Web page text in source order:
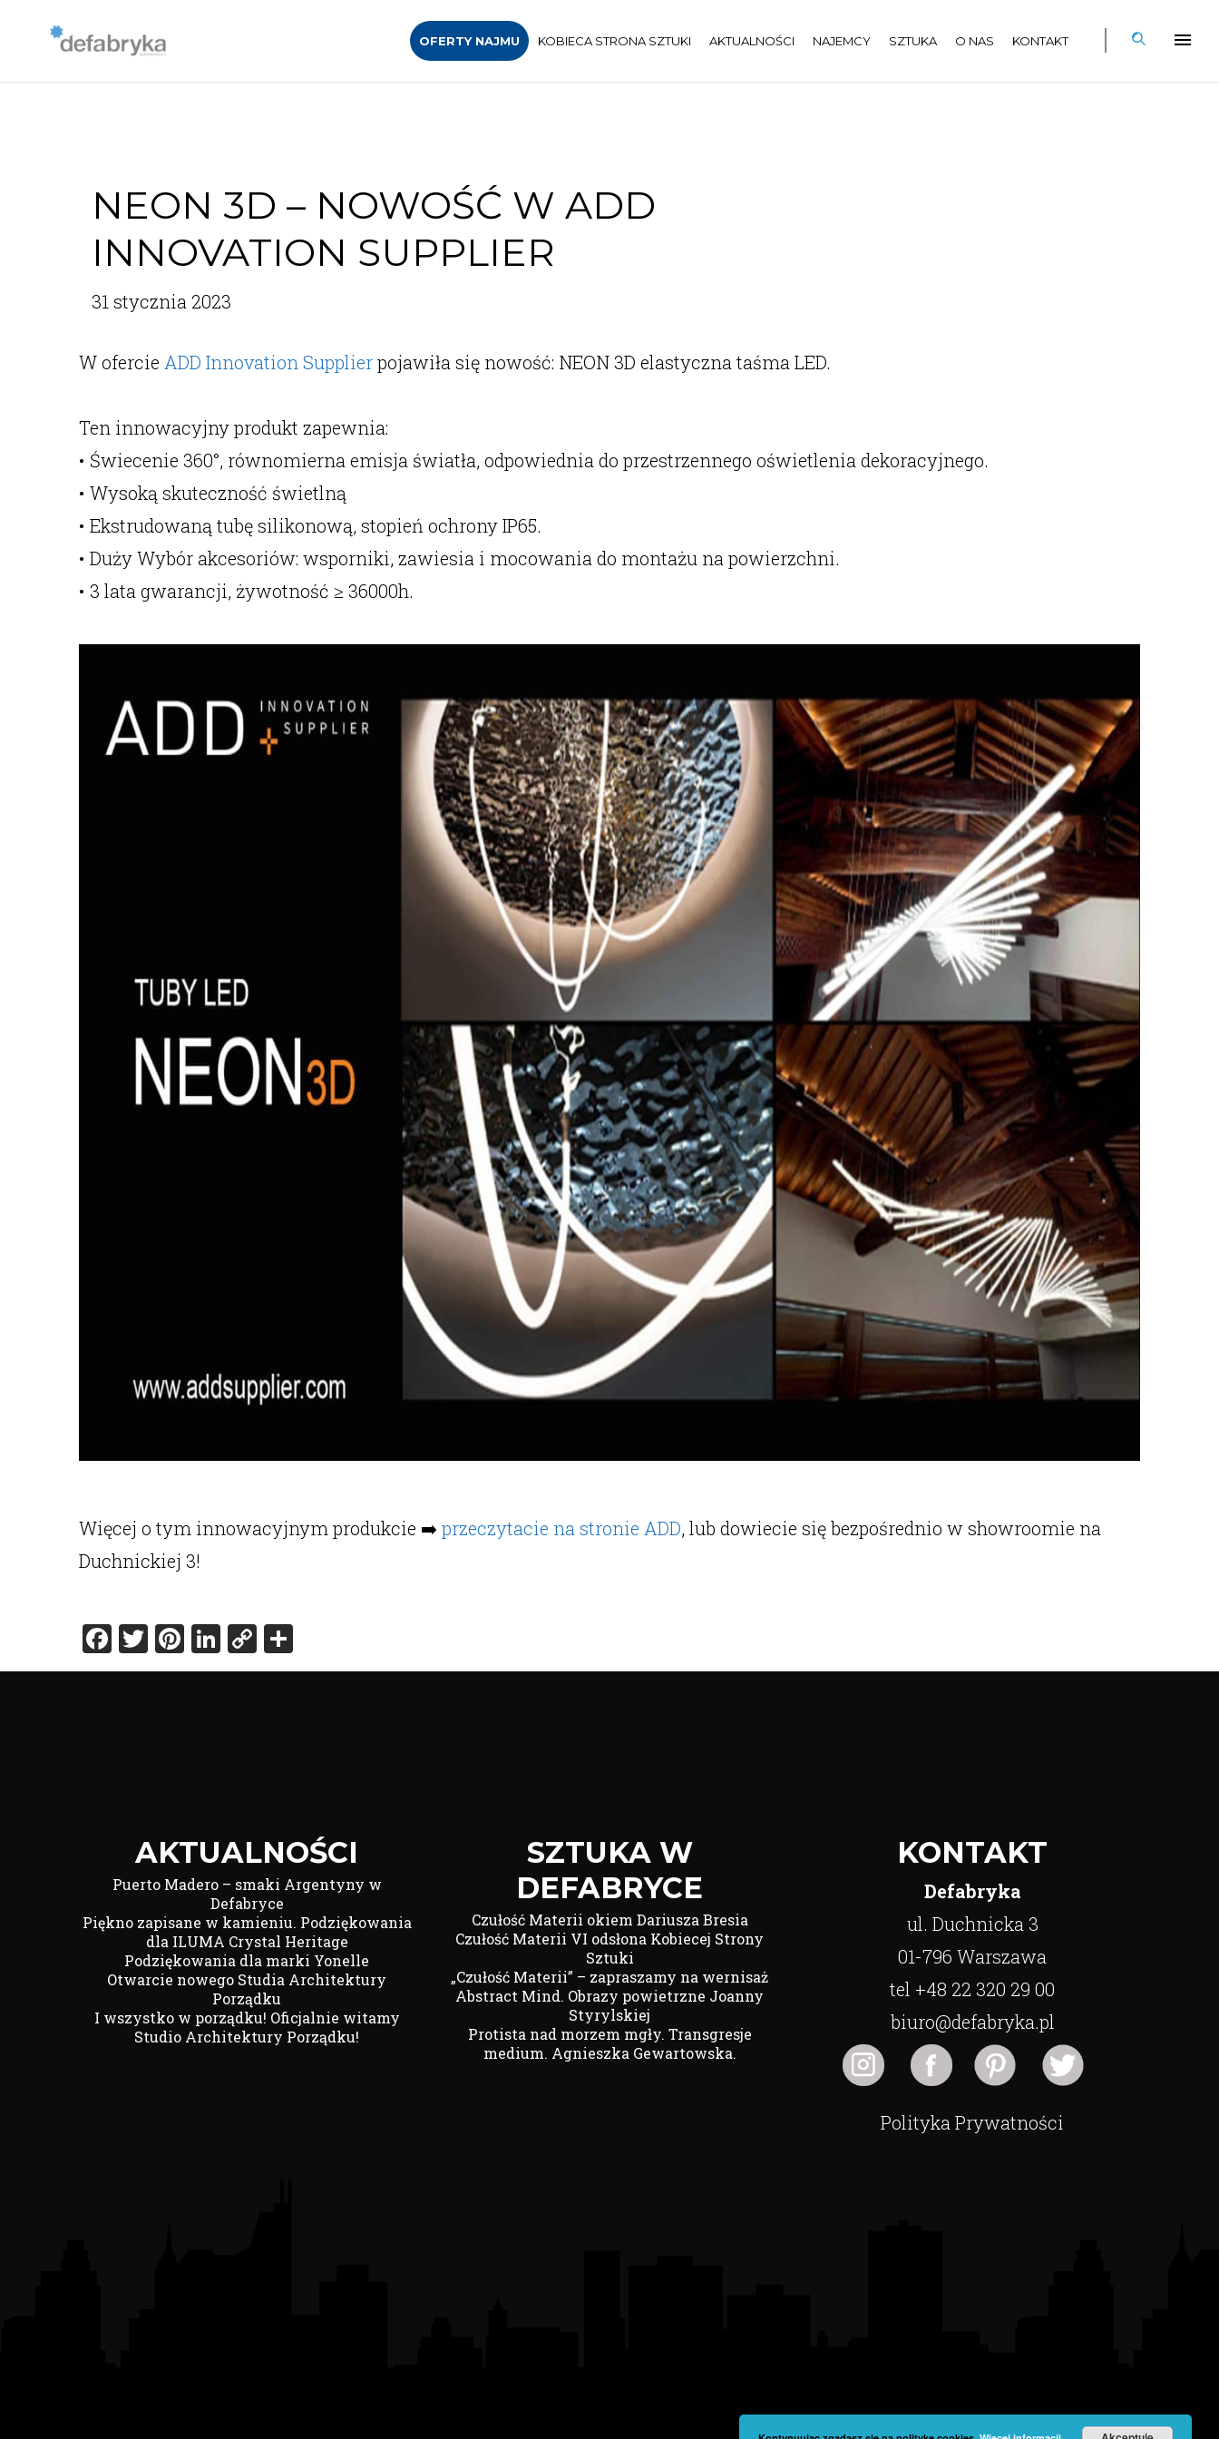
OFERTY NAJMU KOBIECA STRONA SZTUKI AKTUALNOŚCI NAJEMCY SZTUKA O NAS KONTAKT
NEON 3D – NOWOŚĆ W ADD
INNOVATION SUPPLIER
31 stycznia 2023
W ofercie ADD Innovation Supplierpojawiła się nowość: NEON 3D elastyczna taśma LED.
Ten innowacyjny produkt zapewnia:
• Świecenie 360°, równomierna emisja światła, odpowiednia do przestrzennego oświetlenia dekoracyjnego.
• Wysoką skuteczność świetlną
• Ekstrudowaną tubę silikonową, stopień ochrony IP65.
• Duży Wybór akcesoriów: wsporniki, zawiesia i mocowania do montażu na powierzchni.
• 3 lata gwarancji, żywotność ≥ 36000h.
Więcej o tym innowacyjnym produkcie ➡️ przeczytacie na stronie ADD, lub dowiecie się bezpośrednio w showroomie na
Duchnickiej 3!
Facebook
Twitter
Pinterest
LinkedIn
Copy
Link
AKTUALNOŚCI
Puerto Madero – smaki Argentyny w
Defabryce
Piękno zapisane w kamieniu. Podziękowania
dla ILUMA Crystal Heritage
Podziękowania dla marki Yonelle
Otwarcie nowego Studia Architektury
Porządku
I wszystko w porządku! Oficjalnie witamy
Studio Architektury Porządku!
SZTUKA W
DEFABRYCE
Czułość Materii okiem Dariusza Bresia
Czułość Materii VI odsłona Kobiecej Strony
Sztuki
„Czułość Materii” – zapraszamy na wernisaż
Abstract Mind. Obrazy powietrzne Joanny
Styrylskiej
Protista nad morzem mgły. Transgresje
medium. Agnieszka Gewartowska.
KONTAKT
Defabryka
ul. Duchnicka 3
01-796 Warszawa
tel +48 22 320 29 00
biuro@defabryka.pl
Polityka Prywatności